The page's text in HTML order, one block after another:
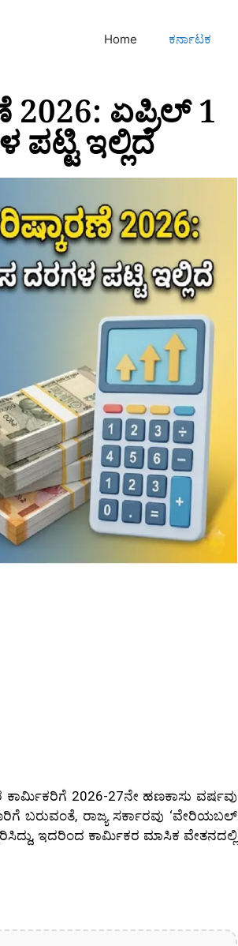
Home ಕರ್ನಾಟಕ
2026: ಏಪ್ರಿಲ್ 1
ಇಲ್ಲಿದೆ
2026-27ನೇ ಹಣಕಾಸು ವರ್ಷವು
ಬರುವಂತೆ, ರಾಜ್ಯ ಸರ್ಕಾರವು ‘ವೇರಿಯಬಲ್
ಇದರಿಂದ ಕಾರ್ಮಿಕರ ಮಾಸಿಕ ವೇತನದಲ್ಲಿ